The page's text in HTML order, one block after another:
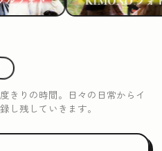
きりの時間。日々の日常からイ
し残していきます。